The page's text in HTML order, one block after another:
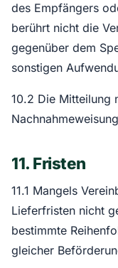
des Empfängers
berührt nicht die
gegenüber dem
sonstigen
10.2 Die Mitteilung
11. Fristen
11.1 Mangels
Lieferfristen nicht
bestimmte
gleicher